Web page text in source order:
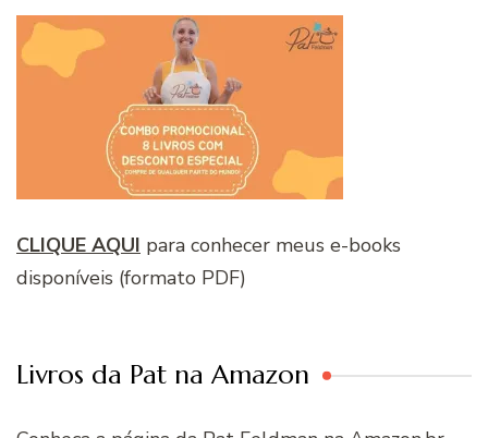
CLIQUE AQUI para conhecer meus e-books
disponíveis (formato PDF)
Livros da Pat na Amazon